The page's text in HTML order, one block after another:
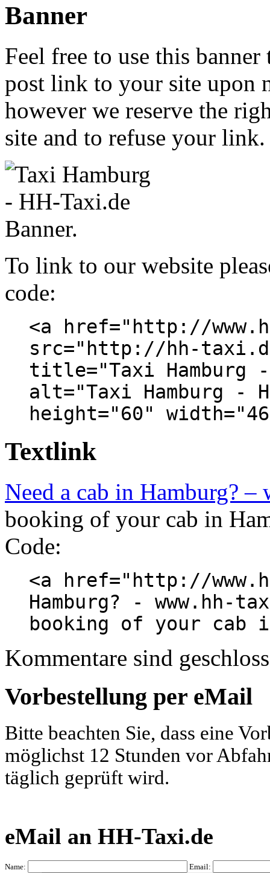
Banner
Feel free to use this
post link to your site
however we reserve the
site and to refuse your link.
To link to our website
code:
<a href="http://
src="http://hh-
title="Taxi Hamburg
alt="Taxi Hamburg -
height="60"
Textlink
Need a cab in Hamburg? –
booking of your cab in
Code:
<a href="http://
Hamburg? - www.hh-
booking of your cab
Kommentare sind
Vorbestellung per eMail
Bitte beachten Sie, dass eine
möglichst 12 Stunden vor
täglich geprüft wird.
eMail an HH-Taxi.de
Name: Email: